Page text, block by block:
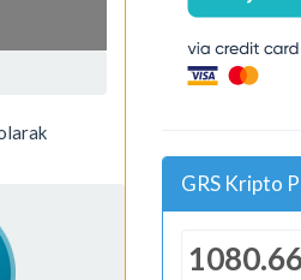
GRS Kripto